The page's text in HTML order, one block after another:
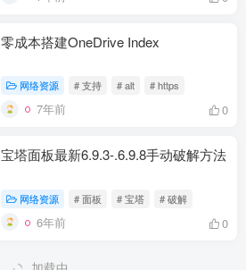
零成本搭建OneDrive Index
网络资源 # 支持 # alt # https
7年前 0
宝塔面板最新6.9.3-.6.9.8手动破解方法
网络资源 # 面板 # 宝塔 # 破解
6年前 0